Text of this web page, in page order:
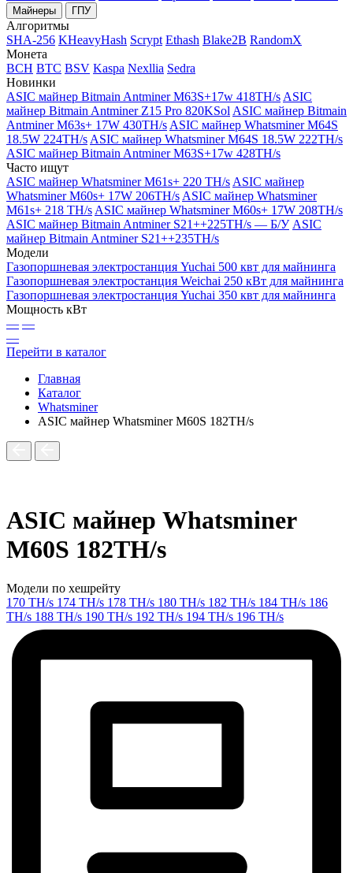
Майнеры ГПУ
Алгоритмы
SHA-256 KHeavyHash Scrypt Ethash Blake2B RandomX
Монета
BCH BTC BSV Kaspa Nexllia Sedra
Новинки
ASIC майнер Bitmain Antminer M63S+17w 418TH/s ASIC
майнер Bitmain Antminer Z15 Pro 820KSol ASIC майнер Bitmain
Antminer M63s+ 17W 430TH/s ASIC майнер Whatsminer M64S
18.5W 224TH/s ASIC майнер Whatsminer M64S 18.5W 222TH/s
ASIC майнер Bitmain Antminer M63S+17w 428TH/s
Часто ищут
ASIC майнер Whatsminer M61s+ 220 TH/s ASIC майнер
Whatsminer M60s+ 17W 206TH/s ASIC майнер Whatsminer
M61s+ 218 TH/s ASIC майнер Whatsminer M60s+ 17W 208TH/s
ASIC майнер Bitmain Antminer S21++225TH/s — Б/У ASIC
майнер Bitmain Antminer S21++235TH/s
Модели
Газопоршневая электростанция Yuchai 500 квт для майнинга
Газопоршневая электростанция Weichai 250 кВт для майнинга
Газопоршневая электростанция Yuchai 350 квт для майнинга
Мощность кВт
— —
—
Перейти в каталог
Главная
Каталог
Whatsminer
ASIC майнер Whatsminer M60S 182TH/s
ASIC майнер Whatsminer
M60S 182TH/s
Модели по хешрейту
170 TH/s 174 TH/s 178 TH/s 180 TH/s 182 TH/s 184 TH/s 186
TH/s 188 TH/s 190 TH/s 192 TH/s 194 TH/s 196 TH/s